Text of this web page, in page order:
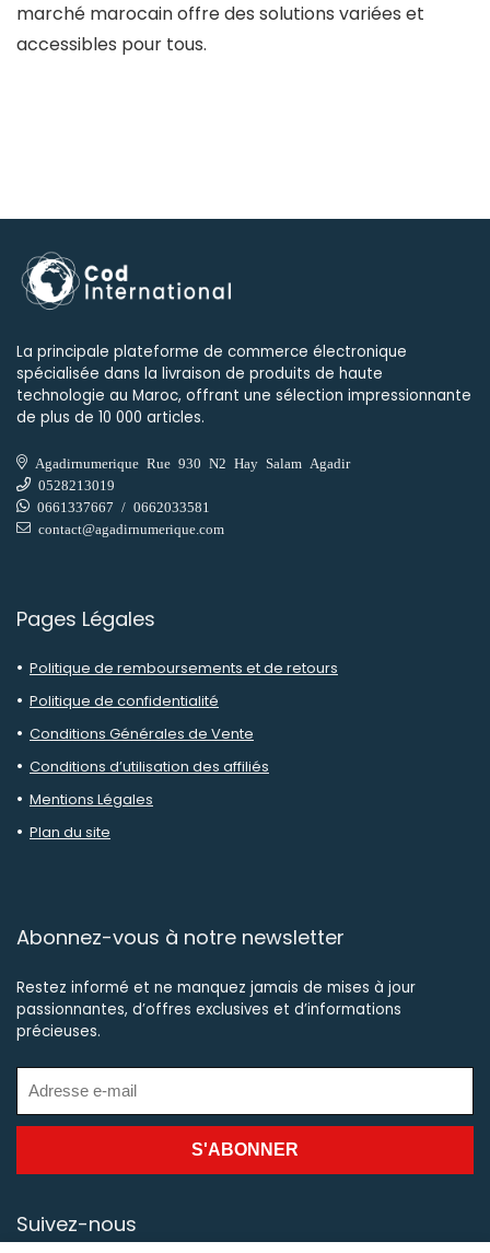
marché marocain offre des solutions variées et
accessibles pour tous.
La principale plateforme de commerce électronique
spécialisée dans la livraison de produits de haute
technologie au Maroc, offrant une sélection impressionnante
de plus de 10 000 articles.
Agadirnumerique Rue 930 N2 Hay Salam Agadir
0528213019
0661337667 / 0662033581
contact@agadirnumerique.com
Pages Légales
Politique de remboursements et de retours
Politique de confidentialité
Conditions Générales de Vente
Conditions d’utilisation des affiliés
Mentions Légales
Plan du site
Abonnez-vous à notre newsletter
Restez informé et ne manquez jamais de mises à jour
passionnantes, d’offres exclusives et d’informations
précieuses.
Suivez-nous